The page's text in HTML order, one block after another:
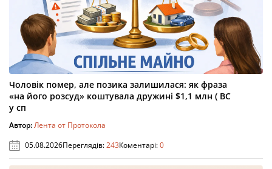
Чоловік помер, але позика залишилася: як фраза
«на його розсуд» коштувала дружині $1,1 млн ( ВС
у сп
Автор:Лента от Протокола
05.08.2026Переглядів:243Коментарі:0